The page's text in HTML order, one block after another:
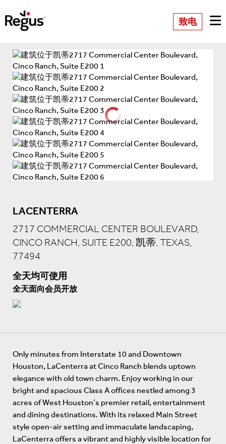
致电
LACENTERRA
2717 COMMERCIAL CENTER BOULEVARD,
CINCO RANCH, SUITE E200, 凯蒂, TEXAS,
77494
全天均可使用
全天面向会员开放
Only minutes from Interstate 10 and Downtown
Houston, LaCenterra at Cinco Ranch blends uptown
elegance with old town charm. Enjoy working in our
bright and spacious Class A offices nestled among 3
acres of West Houston’s premier retail, entertainment
and dining destinations. With its relaxed Main Street
style open-air setting and immaculate landscaping,
LaCenterra offers a vibrant and highly visible location for